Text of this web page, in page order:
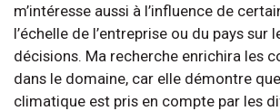
m’intéresse aussi à l’influence de
l’échelle de l’entreprise ou du pays sur
décisions. Ma recherche enrichira les
dans le domaine, car elle démontre
climatique est pris en compte par les